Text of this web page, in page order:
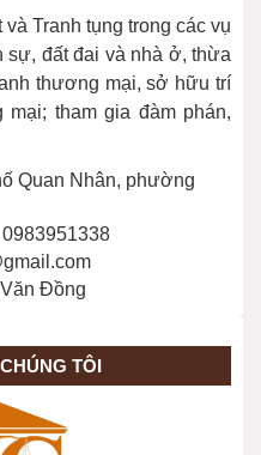
Tranh tụng trong các vụ
sự, đất đai và nhà ở, thừa
thương mại, sở hữu trí
tham gia đàm phán,
Quan Nhân, phường
Đồng
TÔI